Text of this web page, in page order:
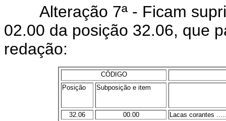
Alteração 7ª - Ficam
02.00 da posição 32.06, que
redação:
CÓDIGO
Posição
Subposição e item
32.06 00.00 Lacas corantes